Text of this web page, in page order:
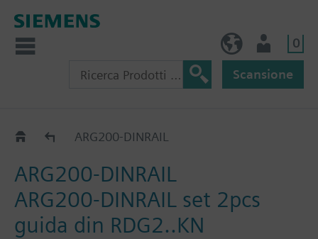
0
Scansione
AccessoriesARG200-DINRAIL
ARG200-DINRAIL
ARG200-DINRAIL set 2pcs
guida din RDG2..KN